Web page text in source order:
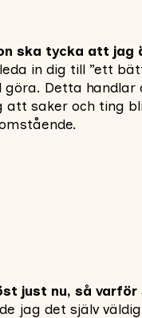
ska tycka att jag
in dig till ”ett
Detta handlar
att saker och ting
just nu, så
jag det själv